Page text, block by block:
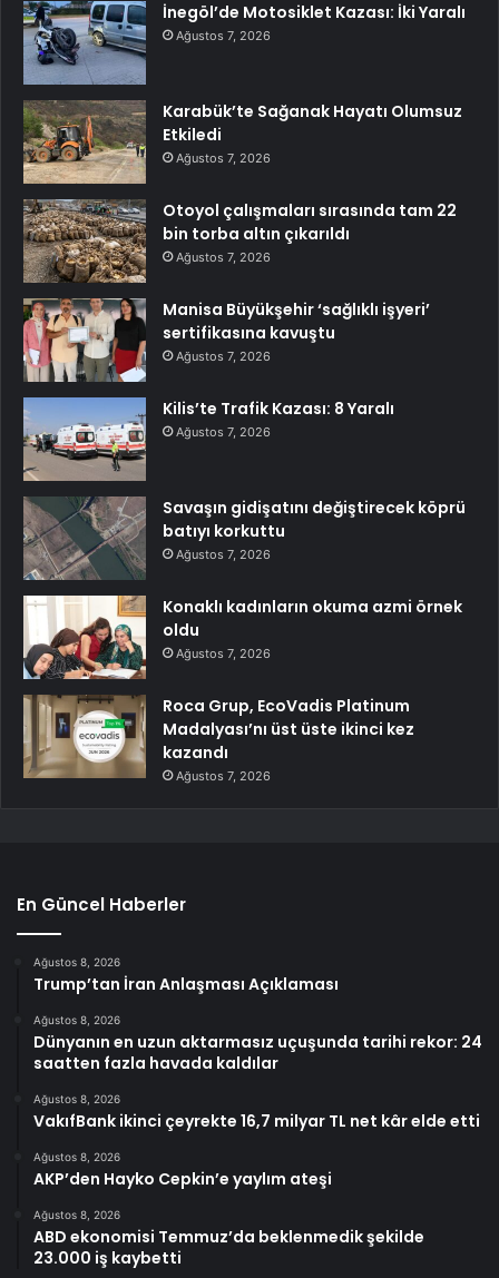
İnegöl’de Motosiklet Kazası: İki Yaralı
Ağustos 7, 2026
Karabük’te Sağanak Hayatı Olumsuz
Etkiledi
Ağustos 7, 2026
Otoyol çalışmaları sırasında tam 22
bin torba altın çıkarıldı
Ağustos 7, 2026
Manisa Büyükşehir ‘sağlıklı işyeri’
sertifikasına kavuştu
Ağustos 7, 2026
Kilis’te Trafik Kazası: 8 Yaralı
Ağustos 7, 2026
Savaşın gidişatını değiştirecek köprü
batıyı korkuttu
Ağustos 7, 2026
Konaklı kadınların okuma azmi örnek
oldu
Ağustos 7, 2026
Roca Grup, EcoVadis Platinum
Madalyası’nı üst üste ikinci kez
kazandı
Ağustos 7, 2026
En Güncel Haberler
Ağustos 8, 2026
Trump’tan İran Anlaşması Açıklaması
Ağustos 8, 2026
Dünyanın en uzun aktarmasız uçuşunda tarihi rekor: 24
saatten fazla havada kaldılar
Ağustos 8, 2026
VakıfBank ikinci çeyrekte 16,7 milyar TL net kâr elde etti
Ağustos 8, 2026
AKP’den Hayko Cepkin’e yaylım ateşi
Ağustos 8, 2026
ABD ekonomisi Temmuz’da beklenmedik şekilde
23.000 iş kaybetti